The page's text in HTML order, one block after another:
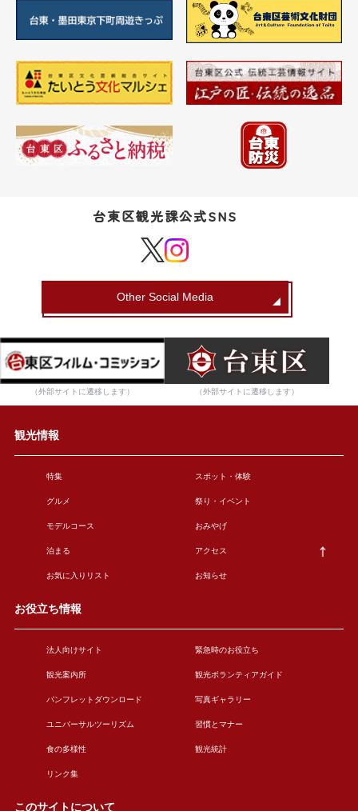
台東区観光課公式SNS
Other Social Media
（外部サイトに遷移します） （外部サイトに遷移します）
観光情報
特集 スポット・体験
グルメ 祭り・イベント
モデルコース おみやげ
泊まる アクセス
お気に入りリスト お知らせ
お役立ち情報
法人向けサイト 緊急時のお役立ち
観光案内所 観光ボランティアガイド
パンフレットダウンロード 写真ギャラリー
ユニバーサルツーリズム 習慣とマナー
食の多様性 観光統計
リンク集
このサイトについて